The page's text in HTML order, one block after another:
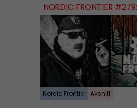
NORDIC FRONTIER #279:
Nordic Frontier Avsnitt